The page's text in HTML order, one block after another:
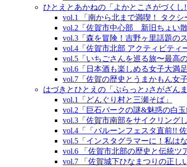
ひとえとあかねの「よかとこさがづくし!!
vol.1 「南から北まで満喫！ タクシ
vol.2「佐賀市中心部 新旧ちょい
vol.3「森を冒険！吉野ヶ里話題の
vol.4「佐賀市北部 アクティビティ
vol.5「いちごさんを巡る旅〜最高
vol.6「日本酒も楽しめる女子大満
vol.7「佐賀の歴史とうまかもん女
はづきとひとえの「ぷらっと♪さがざんま
vol.1「どんぐり村と三瀬そば」
vol.2「巨石パークの謎&魅惑の白玉
vol.3「佐賀市南部をサイクリング
vol.4「「バルーンフェスタ直前!!
vol.5「インスタグラマーに！私は
vol.6 「佐賀市北部の歴史と伝統ツ
vol.7 「佐賀城下ひなまつりの正し